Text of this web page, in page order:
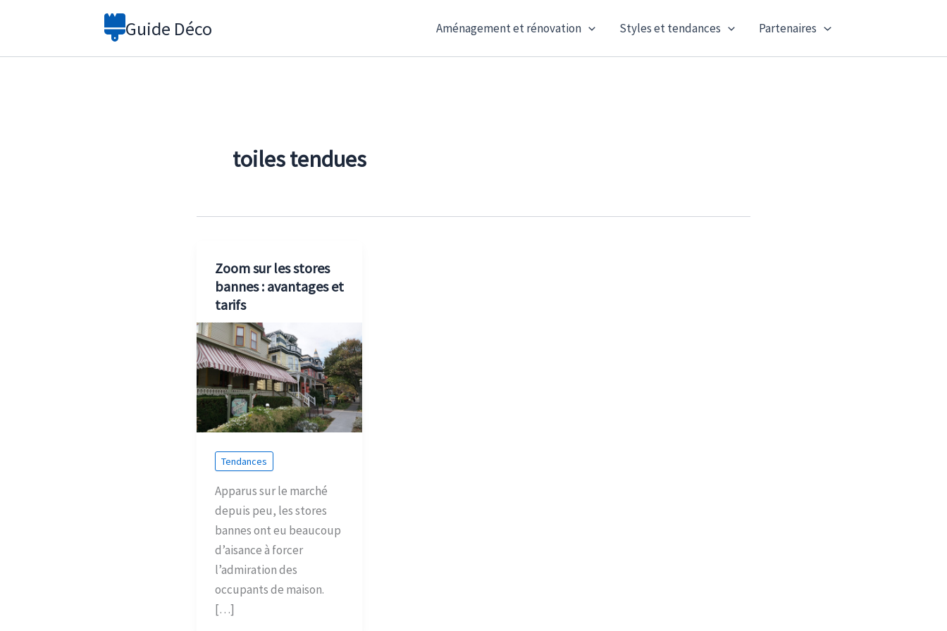
Guide Déco Aménagement et rénovation Styles et tendances Partenaires
toiles tendues
Zoom sur les stores
bannes : avantages et
tarifs
Tendances
Apparus sur le marché
depuis peu, les stores
bannes ont eu beaucoup
d’aisance à forcer
l’admiration des
occupants de maison.
[…]